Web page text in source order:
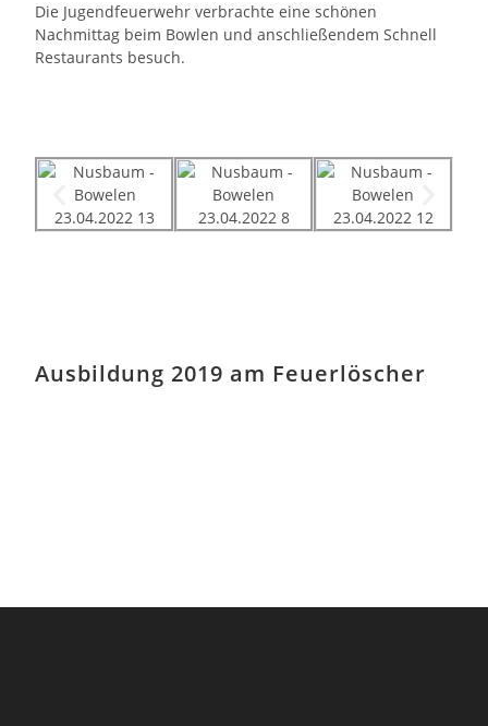
Die Jugendfeuerwehr verbrachte eine schönen
Nachmittag beim Bowlen und anschließendem Schnell
Restaurants besuch.
Ausbildung 2019 am Feuerlöscher